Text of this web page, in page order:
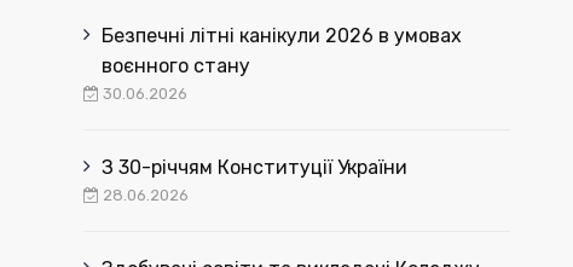
Безпечні літні канікули 2026 в умовах
воєнного стану
30.06.2026
З 30-річчям Конституції України
28.06.2026